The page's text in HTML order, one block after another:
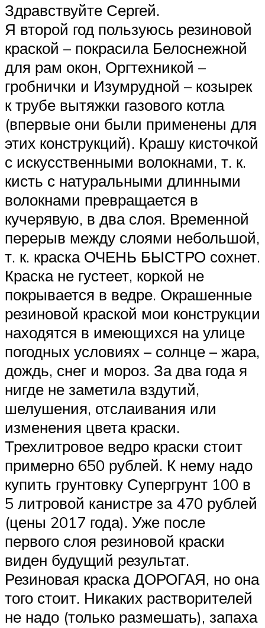
Здравствуйте Сергей.
Я второй год пользуюсь резиновой
краской – покрасила Белоснежной
для рам окон, Оргтехникой –
гробнички и Изумрудной – козырек
к трубе вытяжки газового котла
(впервые они были применены для
этих конструкций). Крашу кисточкой
с искусственными волокнами, т. к.
кисть с натуральными длинными
волокнами превращается в
кучерявую, в два слоя. Временной
перерыв между слоями небольшой,
т. к. краска ОЧЕНЬ БЫСТРО сохнет.
Краска не густеет, коркой не
покрывается в ведре. Окрашенные
резиновой краской мои конструкции
находятся в имеющихся на улице
погодных условиях – солнце – жара,
дождь, снег и мороз. За два года я
нигде не заметила вздутий,
шелушения, отслаивания или
изменения цвета краски.
Трехлитровое ведро краски стоит
примерно 650 рублей. К нему надо
купить грунтовку Супергрунт 100 в
5 литровой канистре за 470 рублей
(цены 2017 года). Уже после
первого слоя резиновой краски
виден будущий результат.
Резиновая краска ДОРОГАЯ, но она
того стоит. Никаких растворителей
не надо (только размешать), запаха